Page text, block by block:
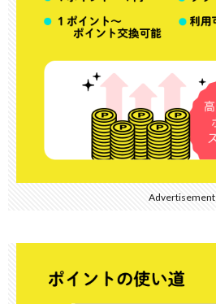
Advertisement